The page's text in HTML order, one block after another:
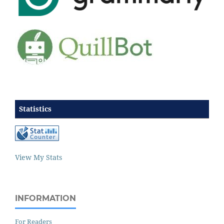
Statistics
View My Stats
INFORMATION
For Readers